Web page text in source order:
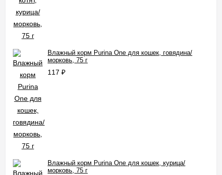
Влажный корм Purinа One для кошек, говядина/
морковь, 75 г
117 ₽
Влажный корм Purinа One для кошек, курица/
морковь, 75 г